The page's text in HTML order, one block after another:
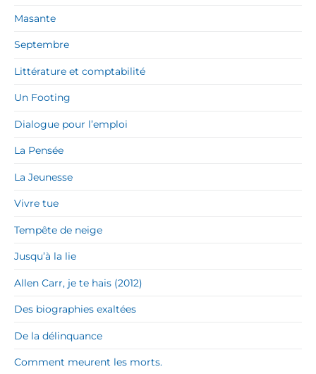
Masante
Septembre
Littérature et comptabilité
Un Footing
Dialogue pour l’emploi
La Pensée
La Jeunesse
Vivre tue
Tempête de neige
Jusqu’à la lie
Allen Carr, je te hais (2012)
Des biographies exaltées
De la délinquance
Comment meurent les morts.